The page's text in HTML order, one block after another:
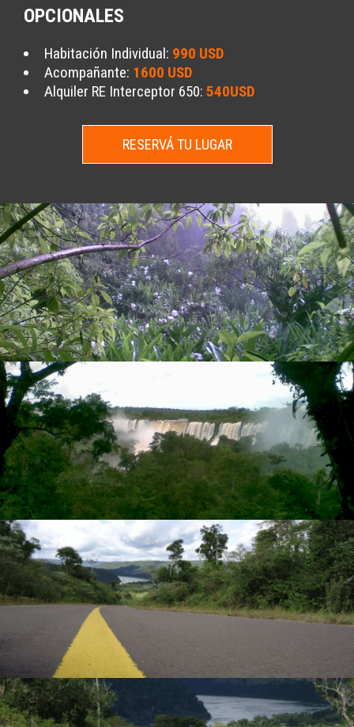
OPCIONALES
Habitación Individual: 990 USD
Acompañante: 1600 USD
Alquiler RE Interceptor 650: 540USD
RESERVÁ TU LUGAR